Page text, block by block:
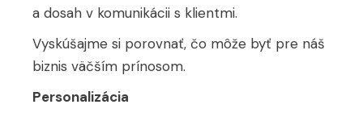
a dosah v komunikácii s klientmi.
Vyskúšajme si porovnať, čo môže byť pre náš
biznis väčším prínosom.
Personalizácia